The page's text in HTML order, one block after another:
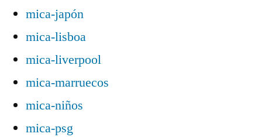
mica-japón
mica-lisboa
mica-liverpool
mica-marruecos
mica-niños
mica-psg